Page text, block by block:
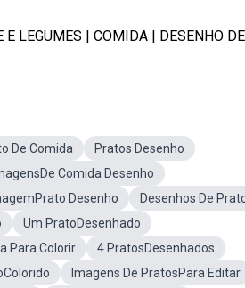
LEGUMES | COMIDA | DESENHO DE
De Comida
Pratos Desenho
Comida Desenho
Desenho
Desenhos De
Um PratoDesenhado
Para Colorir
4 PratosDesenhados
Imagens De PratosPara Editar